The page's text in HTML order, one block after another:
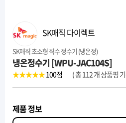
SK매직 다이렉트
SK매직 초소형 직수 정수기 (냉온정)
냉온정수기 [WPU-JAC104S]
★★★★★100점 ( 총 112 개 상품평
제품 정보